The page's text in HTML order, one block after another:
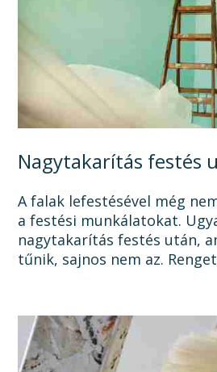
Nagytakarítás festés
A falak lefestésével még
a festési munkálatokat.
nagytakarítás festés után,
tűnik, sajnos nem az.